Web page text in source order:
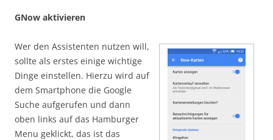
GNow aktivieren
Wer den Assistenten nutzen will,
sollte als erstes einige wichtige
Dinge einstellen. Hierzu wird auf
dem Smartphone die Google
Suche aufgerufen und dann
oben links auf das Hamburger
Menu geklickt, das ist das